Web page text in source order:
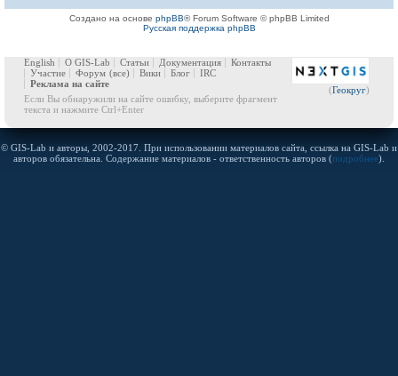
Создано на основе phpBB® Forum Software © phpBB Limited
Русская поддержка phpBB
(Геокруг)
English О GIS-Lab Статьи Документация
Контакты
Участие
Форум (все) Вики Блог
IRC
Реклама на сайте
Если Вы обнаружили на сайте ошибку, выберите фрагмент
текста и нажмите Ctrl+Enter
© GIS-Lab и авторы, 2002-2017. При использовании материалов сайта, ссылка на GIS-Lab и
авторов обязательна. Содержание материалов - ответственность авторов (подробнее).